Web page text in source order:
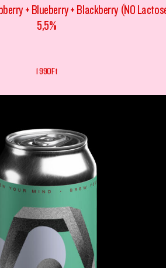
+ Blueberry + Blackberry (NO
5,5%
1 990Ft